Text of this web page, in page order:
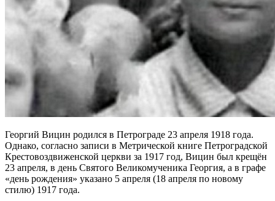
Георгий Вицин родился в Петрограде 23 апреля 1918 года.
Однако, согласно записи в Метрической книге Петроградской
Крестовоздвиженской церкви за 1917 год, Вицин был крещён
23 апреля, в день Святого Великомученика Георгия, а в графе
«день рождения» указано 5 апреля (18 апреля по новому
стилю) 1917 года.